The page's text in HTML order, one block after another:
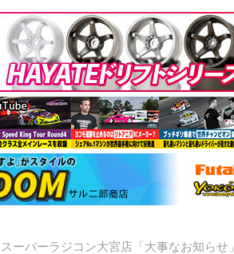
スーパーラジコン大宮店「大事なお知らせ